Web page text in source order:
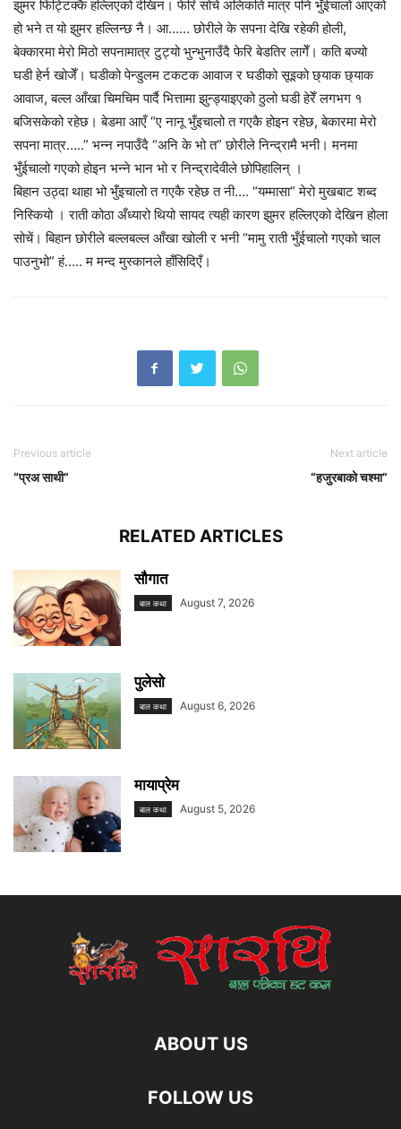
झुमर फिट्टिक्कै हल्लिएको देखिन। फेरि सोचें अलिकति मात्र पनि भुँईचालो आएको
हो भने त यो झुमर हल्लिन्छ नै। आ…… छोरीले के सपना देखि रहेकी होली,
बेक्कारमा मेरो मिठो सपनामात्र टुट्यो भुन्भुनाउँदै फेरि बेडतिर लागेँ। कति बज्यो
घडी हेर्न खोजेँ। घडीको पेन्डुलम टकटक आवाज र घडीको सूइको छ्याक छ्याक
आवाज, बल्ल आँखा चिमचिम पार्दै भित्तामा झुन्ड्याइएको ठुलो घडी हेरेँ लगभग १
बजिसकेको रहेछ। बेडमा आएँ “ए नानू भुँइचालो त गएकै होइन रहेछ, बेकारमा मेरो
सपना मात्र…..” भन्न नपाउँदै “अनि के भो त” छोरीले निन्द्रामै भनी। मनमा
भुँईचालो गएको होइन भन्ने भान भो र निन्द्रादेवीले छोपिहालिन् ।
बिहान उठ्दा थाहा भो भुँइचालो त गएकै रहेछ त नी…. “यम्मासा” मेरो मुखबाट शब्द
निस्कियो । राती कोठा अँध्यारो थियो सायद त्यही कारण झुमर हल्लिएको देखिन होला
सोचें। बिहान छोरीले बल्लबल्ल आँखा खोली र भनी “मामु राती भुँईचालो गएको चाल
पाउनुभो” हं….. म मन्द मुस्कानले हाँसिदिएँ।
Previous article
“प्रअ साथी”
Next article
“हजुरबाको चश्मा”
RELATED ARTICLES
सौगात
बाल कथा August 7, 2026
पुलेसो
बाल कथा August 6, 2026
मायाप्रेम
बाल कथा August 5, 2026
ABOUT US
FOLLOW US